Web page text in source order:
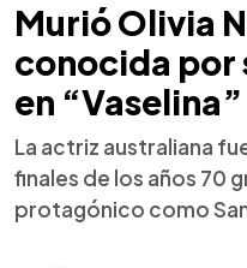
Murió Olivia
conocida
en “Vaselina”
La actriz australiana
finales de los años 70
protagónico como